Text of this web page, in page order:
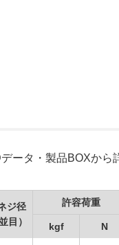
ータ・製品BOXから
ジ径
目）
許容荷重
kgf N